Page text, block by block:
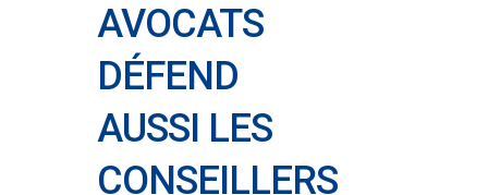
AVOCATS
DÉFEND
AUSSI LES
CONSEILLERS